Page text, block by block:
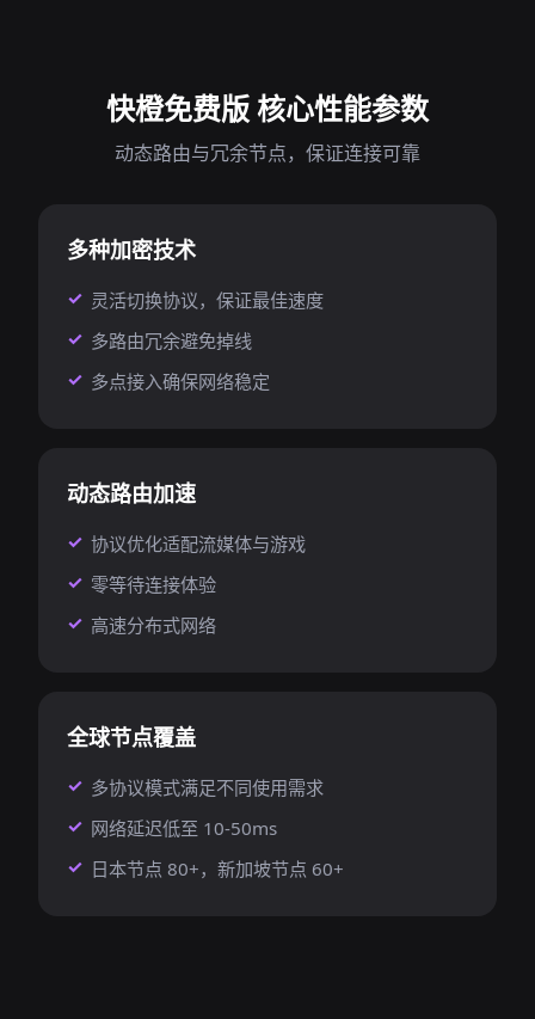
快橙免费版 核心性能参数
动态路由与冗余节点，保证连接可靠
多种加密技术
灵活切换协议，保证最佳速度
多路由冗余避免掉线
多点接入确保网络稳定
动态路由加速
协议优化适配流媒体与游戏
零等待连接体验
高速分布式网络
全球节点覆盖
多协议模式满足不同使用需求
网络延迟低至 10-50ms
日本节点 80+，新加坡节点 60+